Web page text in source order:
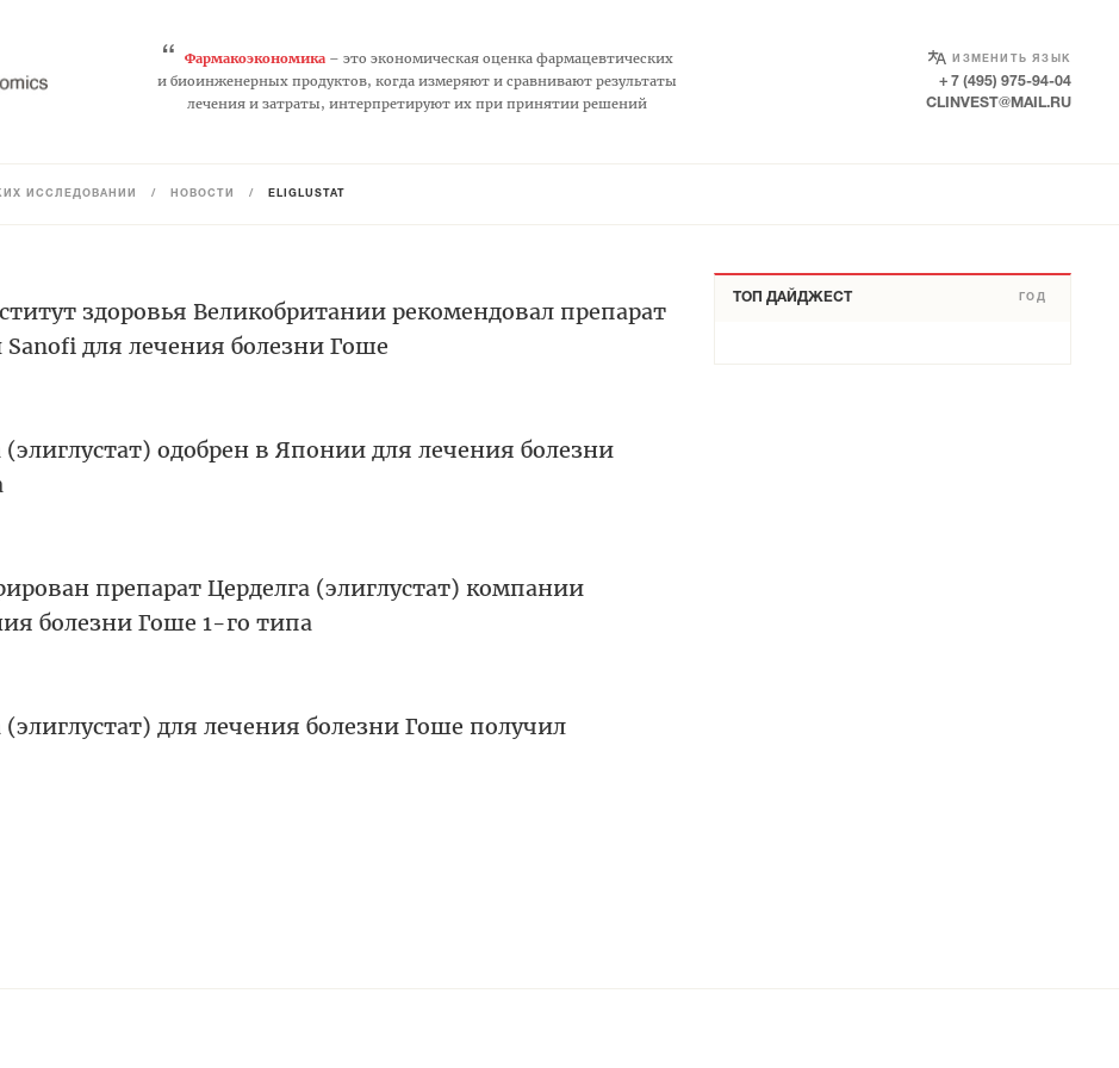
“ Фармакоэкономика– это экономическая оценка фармацевтических
и биоинженерных продуктов, когда измеряют и сравнивают результаты
лечения и затраты, интерпретируют их при принятии решений
ИЗМЕНИТЬ ЯЗЫК
SELECT LANGUAGE
+ 7 (495) 975-94-04
CLINVEST@MAIL.RU
ИССЛЕДОВАНИЙ / НОВОСТИ / ELIGLUSTAT
здоровья Великобритании рекомендовал препарат
для лечения болезни Гоше
(элиглустат) одобрен в Японии для лечения болезни
препарат Церделга (элиглустат) компании
болезни Гоше 1-го типа
(элиглустат) для лечения болезни Гоше получил
ТОП ДАЙДЖЕСТ ГОД